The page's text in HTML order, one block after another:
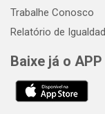
Trabalhe Conosco
Relatório de
Baixe já o